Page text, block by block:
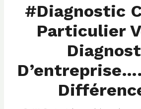
#Diagnostic
Particulier